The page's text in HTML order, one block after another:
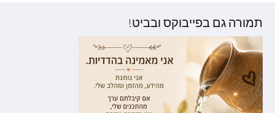
תמורה גם בפייבוקס ובביט!